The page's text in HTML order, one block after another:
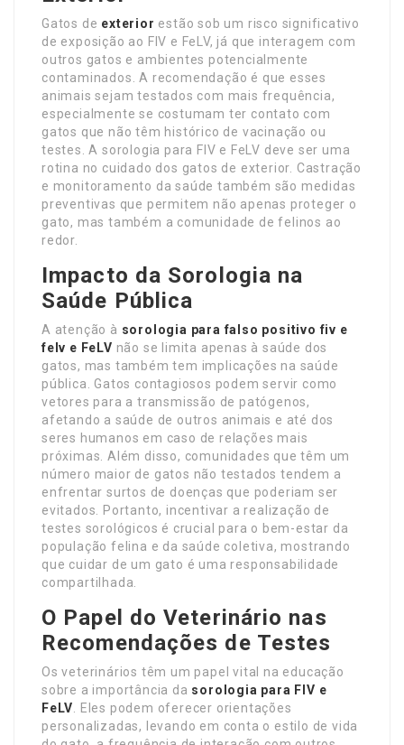
Gatos de exterior estão sob um risco significativo
de exposição ao FIV e FeLV, já que interagem com
outros gatos e ambientes potencialmente
contaminados. A recomendação é que esses
animais sejam testados com mais frequência,
especialmente se costumam ter contato com
gatos que não têm histórico de vacinação ou
testes. A sorologia para FIV e FeLV deve ser uma
rotina no cuidado dos gatos de exterior. Castração
e monitoramento da saúde também são medidas
preventivas que permitem não apenas proteger o
gato, mas também a comunidade de felinos ao
redor.
Impacto da Sorologia na
Saúde Pública
A atenção à sorologia para falso positivo fiv e
felv e FeLV não se limita apenas à saúde dos
gatos, mas também tem implicações na saúde
pública. Gatos contagiosos podem servir como
vetores para a transmissão de patógenos,
afetando a saúde de outros animais e até dos
seres humanos em caso de relações mais
próximas. Além disso, comunidades que têm um
número maior de gatos não testados tendem a
enfrentar surtos de doenças que poderiam ser
evitados. Portanto, incentivar a realização de
testes sorológicos é crucial para o bem-estar da
população felina e da saúde coletiva, mostrando
que cuidar de um gato é uma responsabilidade
compartilhada.
O Papel do Veterinário nas
Recomendações de Testes
Os veterinários têm um papel vital na educação
sobre a importância da sorologia para FIV e
FeLV . Eles podem oferecer orientações
personalizadas, levando em conta o estilo de vida